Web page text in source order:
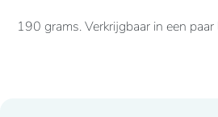
190 grams. Verkrijgbaar in een